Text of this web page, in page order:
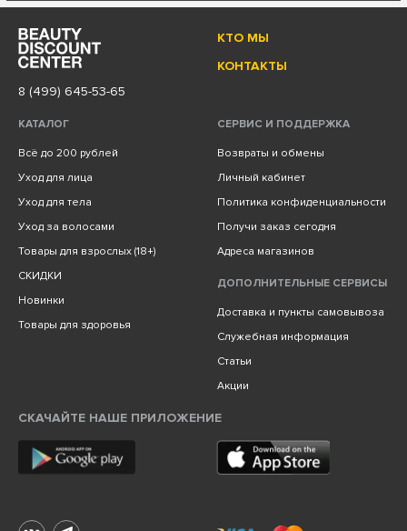
КТО МЫ
КОНТАКТЫ
8 (499) 645-53-65
КАТАЛОГ
Всё до 200 рублей
Уход для лица
Уход для тела
Уход за волосами
Товары для взрослых (18+)
СКИДКИ
Новинки
Товары для здоровья
СЕРВИС И ПОДДЕРЖКА
Возвраты и обмены
Личный кабинет
Политика конфиденциальности
Получи заказ сегодня
Адреса магазинов
ДОПОЛНИТЕЛЬНЫЕ СЕРВИСЫ
Доставка и пункты самовывоза
Служебная информация
Статьи
Акции
СКАЧАЙТЕ НАШЕ ПРИЛОЖЕНИЕ